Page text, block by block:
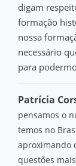
digam
formação
nossa
necessário
para
Patrícia
pensamos o
temos no
aproximando
questões